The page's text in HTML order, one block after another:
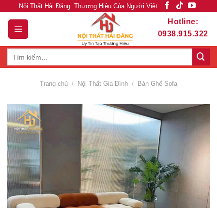
content
Nội Thất Hải Đăng: Thương Hiệu Của Người Việt
Hotline:
0938.915.322
Trang chủ / Nội Thất Gia Đình / Bàn Ghế Sofa